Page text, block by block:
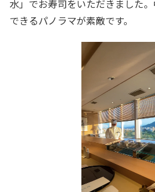
水」でお寿司をいただきました
できるパノラマが素敵です。